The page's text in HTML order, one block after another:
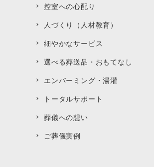
控室への心配り
人づくり（人材教育）
細やかなサービス
選べる葬送品・おもてなし
エンバーミング・湯灌
トータルサポート
葬儀への想い
ご葬儀実例